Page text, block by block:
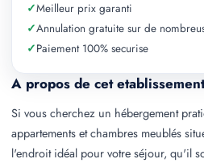
A propos de cet etablissement
Si vous cherchez un hébergement
appartements et chambres meublés
l'endroit idéal pour votre séjour, qu'il
✓Meilleur prix garanti
✓Annulation gratuite sur de
✓Paiement 100% securise